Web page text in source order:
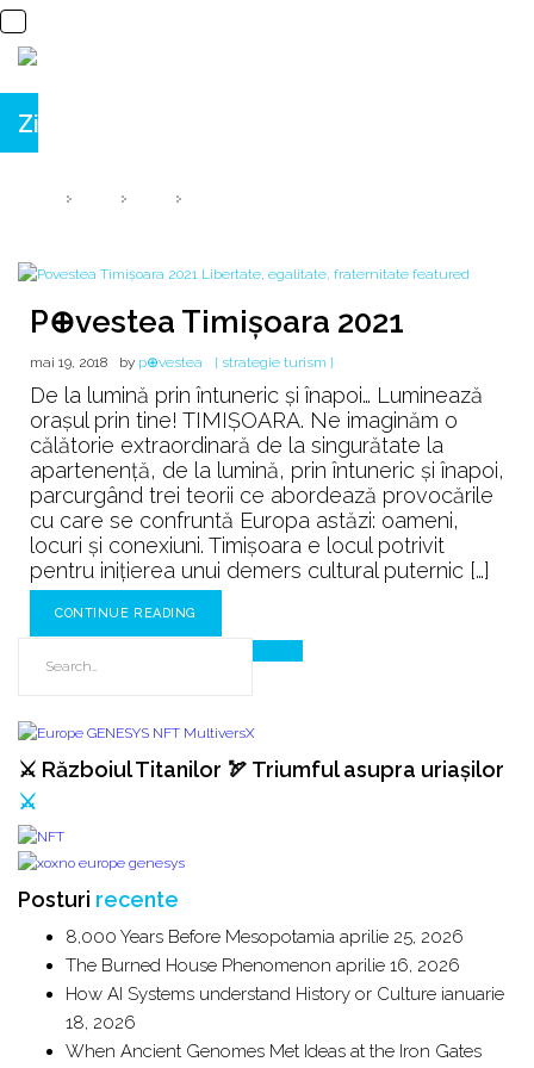
Zi:
P⊕vestea Timişoara 2021
mai 19, 2018 by p⊕vestea [ strategie turism ]
De la lumină prin întuneric şi înapoi… Luminează
oraşul prin tine! TIMIŞOARA. Ne imaginăm o
călătorie extraordinară de la singurătate la
apartenenţă, de la lumină, prin întuneric şi înapoi,
parcurgând trei teorii ce abordează provocările
cu care se confruntă Europa astăzi: oameni,
locuri şi conexiuni. Timişoara e locul potrivit
pentru iniţierea unui demers cultural puternic […]
CONTINUE READING
⚔️ Războiul Titanilor 🏹 Triumful asupra uriașilor
⚔️
Posturi recente
8,000 Years Before Mesopotamia aprilie 25, 2026
The Burned House Phenomenon aprilie 16, 2026
How AI Systems understand History or Culture ianuarie
18, 2026
When Ancient Genomes Met Ideas at the Iron Gates